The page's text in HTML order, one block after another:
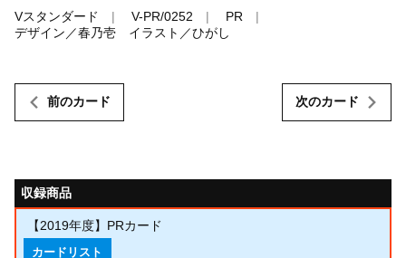
Vスタンダード V-PR/0252
PR
デザイン／春乃壱 イラスト／ひがし
前のカード 次のカード
収録商品
【2019年度】PRカード
カードリスト